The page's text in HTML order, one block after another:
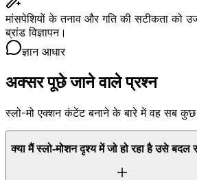
मांसपेशियों के तनाव और गति की सटीकता को
ब्रांड विज्ञापन।
ज्ञान आधार
अक्सर पूछे जाने वाले प्रश्न
स्लो-मो एक्शन कंटेंट बनाने के बारे में वह सब कुछ
क्या मैं स्लो-मोशन दृश्य में जो हो रहा है उसे बदल